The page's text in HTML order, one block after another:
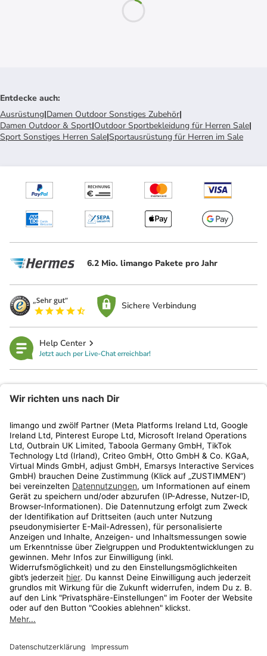
Entdecke auch:
Ausrüstung|Damen Outdoor Sonstiges Zubehör|
Damen Outdoor & Sport|Outdoor Sportbekleidung für Herren Sale|
Sport Sonstiges Herren Sale|Sportausrüstung für Herren im Sale
6.2 Mio. limango Pakete pro Jahr
Sichere Verbindung
Help Center
Jetzt auch per Live-Chat erreichbar!
Kundenservice
Shop
Aktionen
Travel